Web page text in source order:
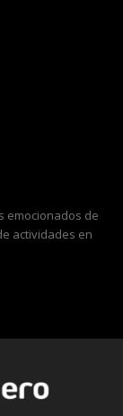
emocionados de
actividades en